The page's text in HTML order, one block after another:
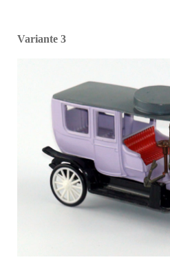
Variante 3